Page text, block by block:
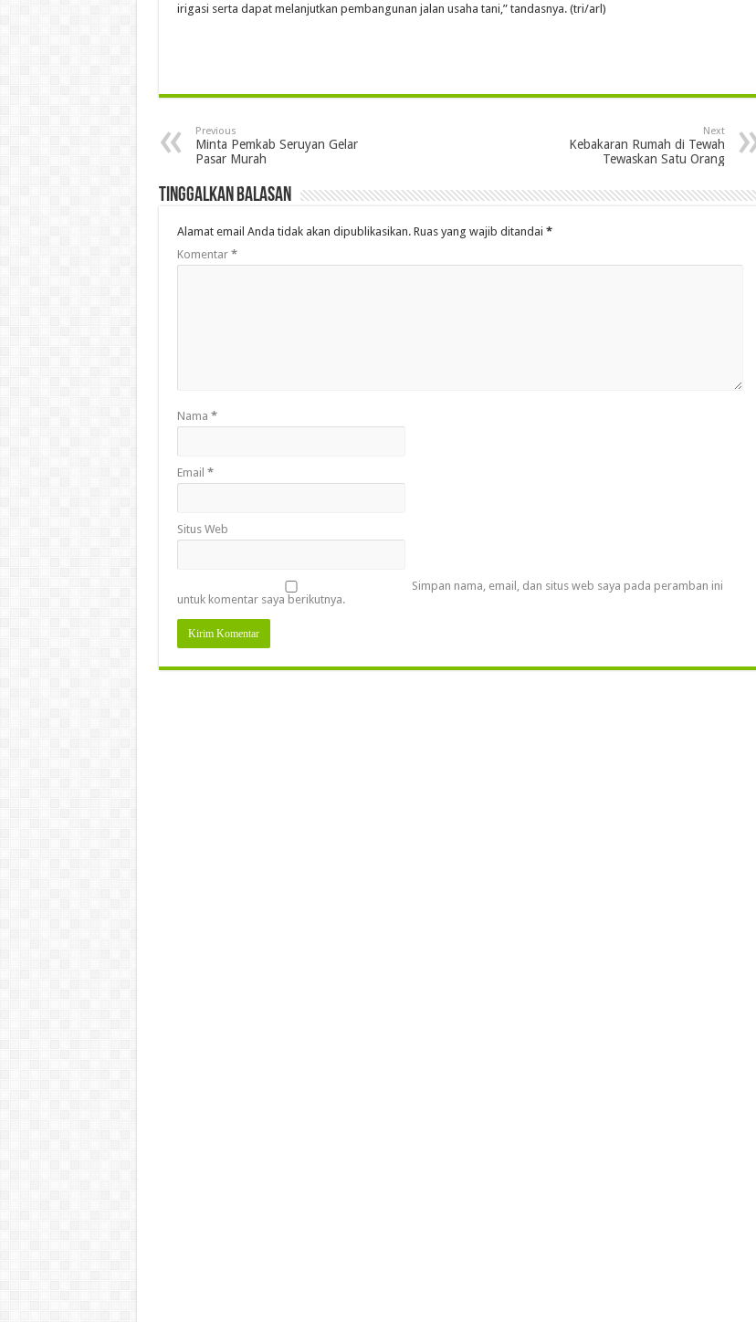
irigasi serta dapat melanjutkan pembangunan jalan usaha tani,” tandasnya. (tri/arl)
Previous
Minta Pemkab Seruyan Gelar
Pasar Murah
Next
Kebakaran Rumah di Tewah
Tewaskan Satu Orang
Tinggalkan Balasan
Alamat email Anda tidak akan dipublikasikan. Ruas yang wajib ditandai *
Komentar *
Nama *
Email *
Situs Web
Simpan nama, email, dan situs web saya pada peramban ini
untuk komentar saya berikutnya.